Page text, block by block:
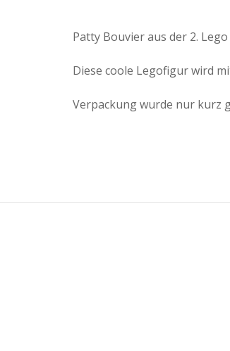
Patty Bouvier aus der 2.
Diese coole Legofigur wird
Verpackung wurde nur kurz